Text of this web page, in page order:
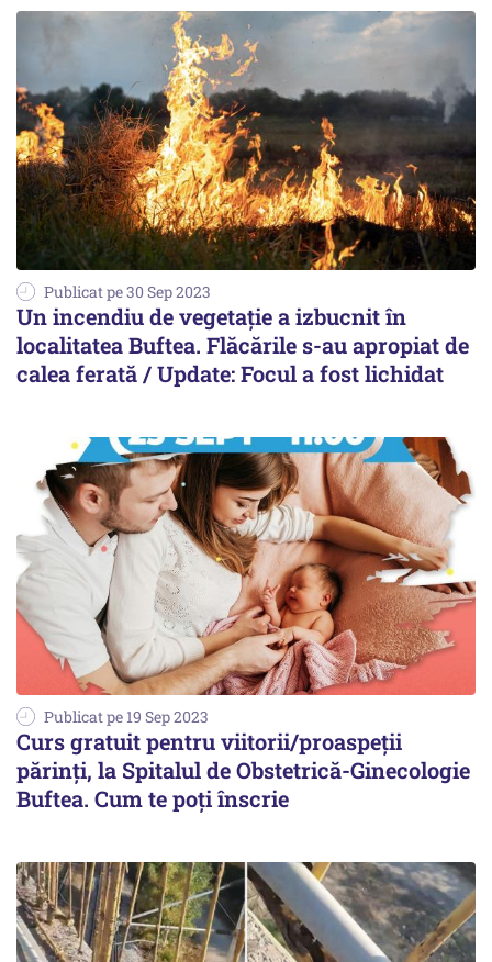
Publicat pe 30 Sep 2023
Un incendiu de vegetaţie a izbucnit în
localitatea Buftea. Flăcările s-au apropiat de
calea ferată / Update: Focul a fost lichidat
Publicat pe 19 Sep 2023
Curs gratuit pentru viitorii/proaspeții
părinți, la Spitalul de Obstetrică-Ginecologie
Buftea. Cum te poți înscrie